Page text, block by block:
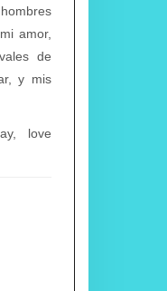
amor,
de
y mis
love